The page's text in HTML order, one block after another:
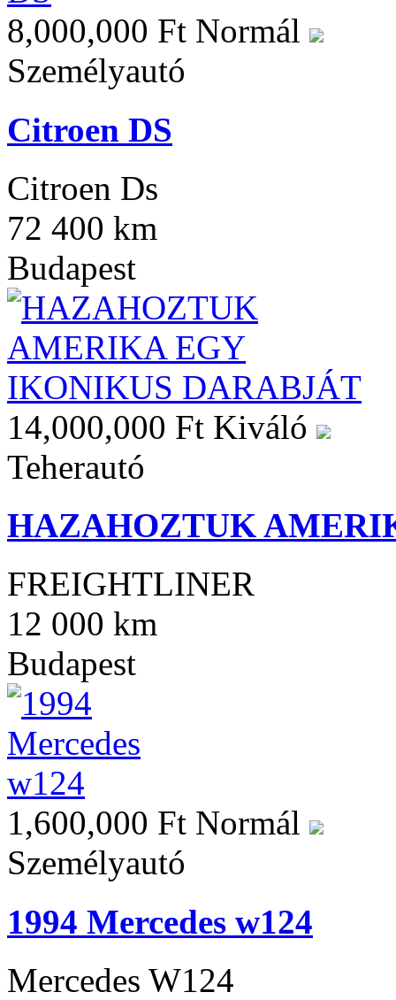
8,000,000 Ft Normál
Személyautó
Citroen DS
Citroen Ds
72 400 km
Budapest
14,000,000 Ft Kiváló
Teherautó
HAZAHOZTUK
FREIGHTLINER
12 000 km
Budapest
1,600,000 Ft Normál
Személyautó
1994 Mercedes w124
Mercedes W124